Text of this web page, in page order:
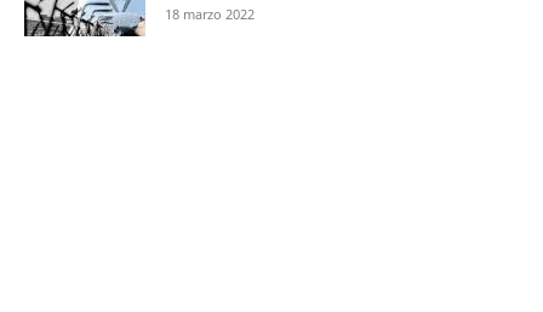
18 marzo 2022